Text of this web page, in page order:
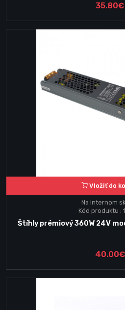
35.80€
Vložiť do
Na internom
Kód produktu :
Štíhly prémiový 360W 24V
40.00€